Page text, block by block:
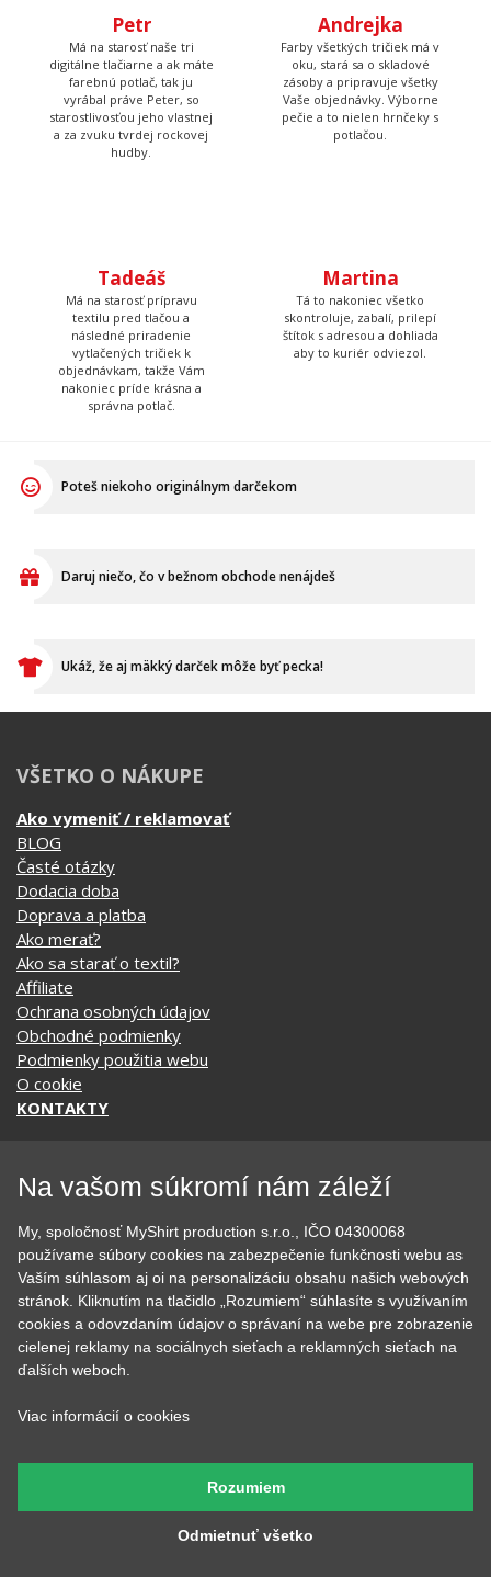
farebnú potlač, tak ju
vyrábal práve Peter, so
starostlivosťou jeho vlastnej
a za zvuku tvrdej rockovej
hudby.
Andrejka
Farby všetkých tričiek má v
oku, stará sa o skladové
zásoby a pripravuje všetky
Vaše objednávky. Výborne
pečie a to nielen hrnčeky s
potlačou.
Má na starosť prípravu
textilu pred tlačou a
následné priradenie
vytlačených tričiek k
objednávkam, takže Vám
nakoniec príde krásna a
správna potlač.
Tá to nakoniec všetko
skontroluje, zabalí, prilepí
štítok s adresou a dohliada
aby to kuriér odviezol.
Ako vymeniť / reklamovať
BLOG
Časté otázky
Dodacia doba
Doprava a platba
Ako merať?
Ako sa starať o textil?
Affiliate
Ochrana osobných údajov
Obchodné podmienky
Podmienky použitia webu
O cookie
KONTAKTY
KATEGÓRIE
Všetky motívy
Darčekové poukazy
Auto - Moto
Hrnčeky
Cestovanie
EKG - moje srdce bije
Film a Seriál
Nápisy
Povolania
Pre kamarátky a kamarátov
Rodinné
Sex
Významné dni
MyShirt
Na vašom súkromí nám záleží
My, spoločnosť MyShirt production s.r.o., IČO 04300068
používame súbory cookies na zabezpečenie funkčnosti webu as
Vaším súhlasom aj oi na personalizáciu obsahu našich webových
stránok. Kliknutím na tlačidlo „Rozumiem“ súhlasíte s využívaním
cookies a odovzdaním údajov o správaní na webe pre zobrazenie
cielenej reklamy na sociálnych sieťach a reklamných sieťach na
ďalších weboch.
Viac informácií o cookies
Odmietnuť všetko
Rozumiem